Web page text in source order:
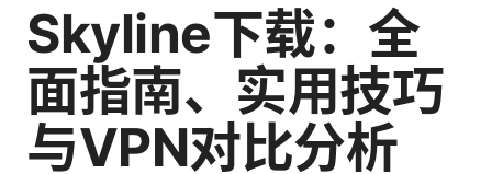
Skyline下载：全
面指南、实用技巧
与VPN对比分析